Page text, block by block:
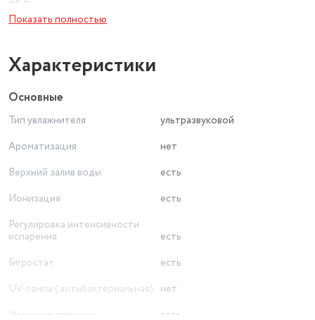
25 Вт
Дополнительные функции
Особенности
Количество скоростей/режимов работы
3
электронное
Показать полностью
Характеристики
Основные
Тип увлажнителя
ультразвуковой
Ароматизация
нет
Верхний залив воды
есть
Ионизация
есть
Регулировка интенсивности
испарения
есть
Гигростат
есть
UV-лампа ( антибактериальная) нет
сеть